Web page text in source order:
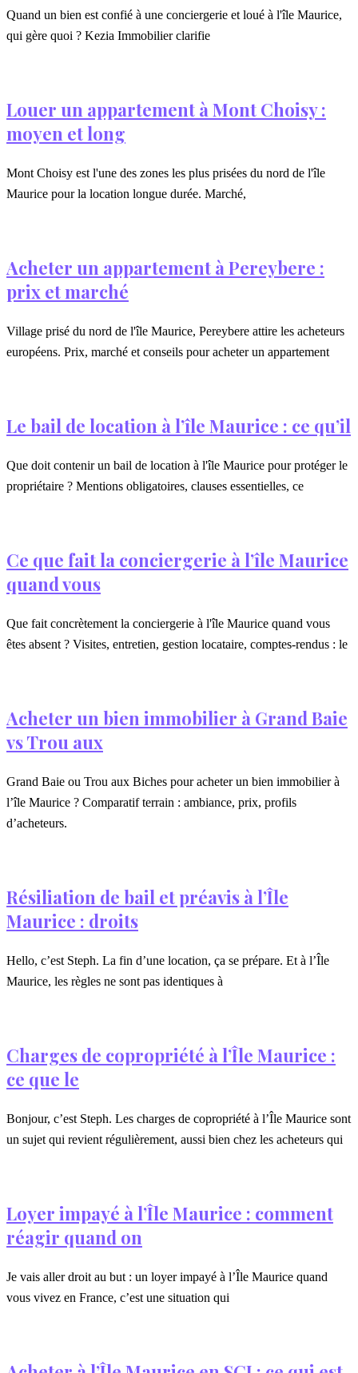
Quand un bien est confié à une conciergerie et loué à l'île Maurice,
qui gère quoi ? Kezia Immobilier clarifie
Louer un appartement à Mont Choisy :
moyen et long
Mont Choisy est l'une des zones les plus prisées du nord de l'île
Maurice pour la location longue durée. Marché,
Acheter un appartement à Pereybere :
prix et marché
Village prisé du nord de l'île Maurice, Pereybere attire les acheteurs
européens. Prix, marché et conseils pour acheter un appartement
Le bail de location à l’île Maurice : ce qu’il
Que doit contenir un bail de location à l'île Maurice pour protéger le
propriétaire ? Mentions obligatoires, clauses essentielles, ce
Ce que fait la conciergerie à l’île Maurice
quand vous
Que fait concrètement la conciergerie à l'île Maurice quand vous
êtes absent ? Visites, entretien, gestion locataire, comptes-rendus : le
Acheter un bien immobilier à Grand Baie
vs Trou aux
Grand Baie ou Trou aux Biches pour acheter un bien immobilier à
l’île Maurice ? Comparatif terrain : ambiance, prix, profils
d’acheteurs.
Résiliation de bail et préavis à l’Île
Maurice : droits
Hello, c’est Steph. La fin d’une location, ça se prépare. Et à l’Île
Maurice, les règles ne sont pas identiques à
Charges de copropriété à l’Île Maurice :
ce que le
Bonjour, c’est Steph. Les charges de copropriété à l’Île Maurice sont
un sujet qui revient régulièrement, aussi bien chez les acheteurs qui
Loyer impayé à l’Île Maurice : comment
réagir quand on
Je vais aller droit au but : un loyer impayé à l’Île Maurice quand
vous vivez en France, c’est une situation qui